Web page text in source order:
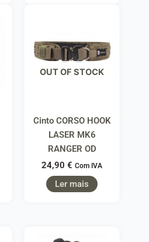
OUT OF STOCK
Cinto CORSO HOOK
LASER MK6
RANGER OD
24,90 € Com IVA
Ler mais